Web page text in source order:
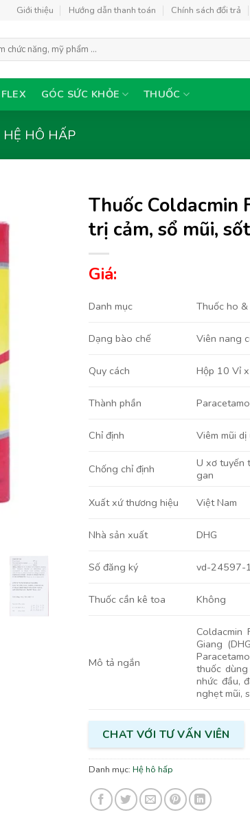
Giới thiệu Hướng dẫn thanh toán Chính sách đổi trả
GÓC SỨC KHỎE THUỐC
HỆ HÔ HẤP
Thuốc Coldacmin
trị cảm, sổ mũi,
Giá:
Danh mục Thuốc ho &
Dạng bào chế Viên nang
Quy cách Hộp 10 Vỉ
Thành phần
Chỉ định Viêm mũi dị
Chống chỉ định
U xơ tuyến
gan
Xuất xứ thương hiệu Việt Nam
Nhà sản xuất DHG
Số đăng ký vd-24597-
Thuốc cần kê toa Không
Mô tả ngắn
Coldacmin
Giang
thuốc
nhức đầu,
nghẹt mũi,
CHAT VỚI TƯ VẤN VIÊN
Danh mục: Hệ hô hấp